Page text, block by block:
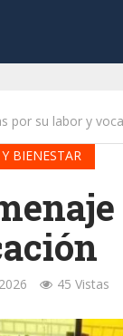
por su labor y
BIENESTAR
45 Vistas